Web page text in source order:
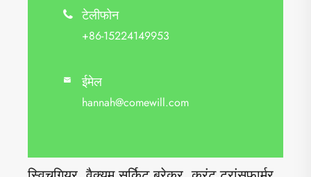
 टेलीफोन
+86-15224149953
 ईमेल
hannah@comewill.com